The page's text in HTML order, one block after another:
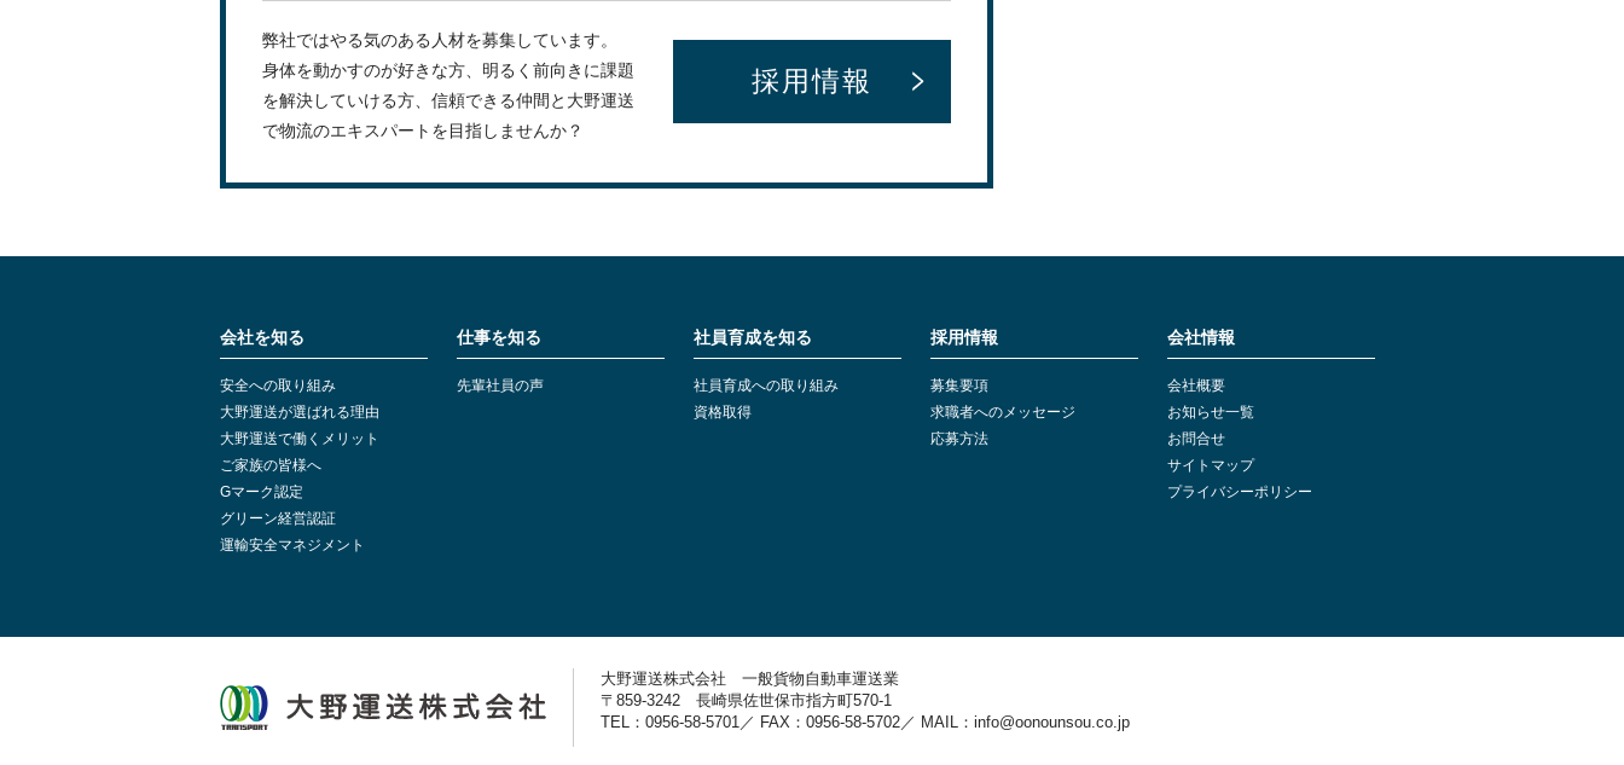
弊社ではやる気のある人材を募集しています。
身体を動かすのが好きな方、明るく前向きに課題
を解決していける方、信頼できる仲間と大野運送
で物流のエキスパートを目指しませんか？
採用情報
会社を知る
安全への取り組み
大野運送が選ばれる理由
大野運送で働くメリット
ご家族の皆様へ
Gマーク認定
グリーン経営認証
運輸安全マネジメント
仕事を知る
先輩社員の声
社員育成を知る
社員育成への取り組み
資格取得
採用情報
募集要項
求職者へのメッセージ
応募方法
会社情報
会社概要
お知らせ一覧
お問合せ
サイトマップ
プライバシーポリシー
大野運送株式会社 一般貨物自動車運送業
〒859-3242 長崎県佐世保市指方町570-1
TEL：0956-58-5701／ FAX：0956-58-5702／ MAIL：info@oonounsou.co.jp